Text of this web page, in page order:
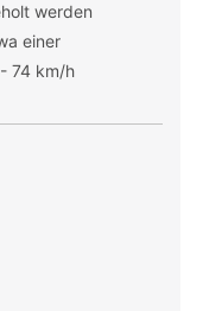
werden
einer
74 km/h